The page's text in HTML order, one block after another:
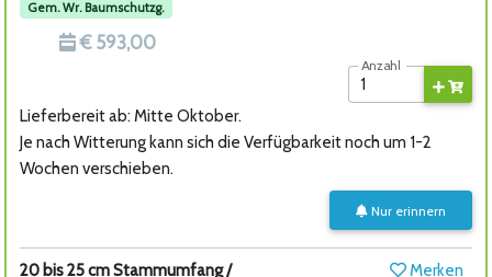
Gem. Wr. Baumschutzg.
€ 593,00
Anzahl
Lieferbereit ab: Mitte Oktober.
Je nach Witterung kann sich die Verfügbarkeit noch um 1-2
Wochen verschieben.
Nur erinnern
20 bis 25 cm Stammumfang /
Merken